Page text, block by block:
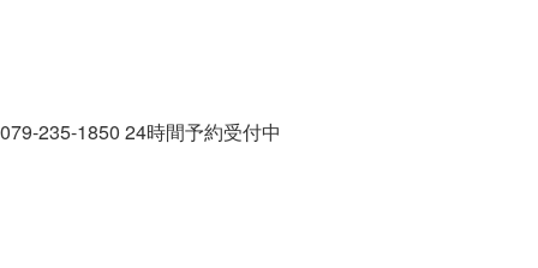
079-235-1850 24時間予約受付中